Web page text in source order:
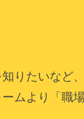
りたいなど
ムより「職